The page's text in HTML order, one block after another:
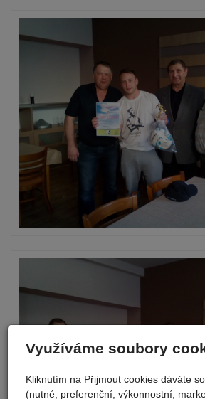
Využíváme soubory
Kliknutím na Přijmout cookies dáváte
(nutné, preferenční, výkonnostní,